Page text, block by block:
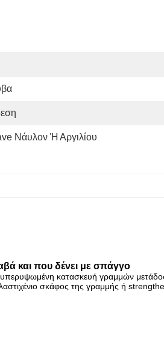
Νάυλον Ή Αργιλίου
και που δένει με σπάγγο
κατασκευή γραμμών
σκάφος της γραμμής ή